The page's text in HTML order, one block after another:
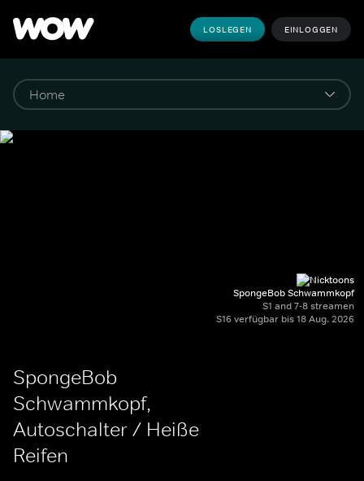
LOSLEGEN EINLOGGEN
SpongeBob Schwammkopf
S1 and 7-8 streamen
S16 verfügbar bis 18 Aug. 2026
SpongeBob
Schwammkopf,
Autoschalter / Heiße
Reifen